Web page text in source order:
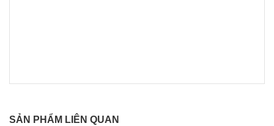
SẢN PHẨM LIÊN QUAN